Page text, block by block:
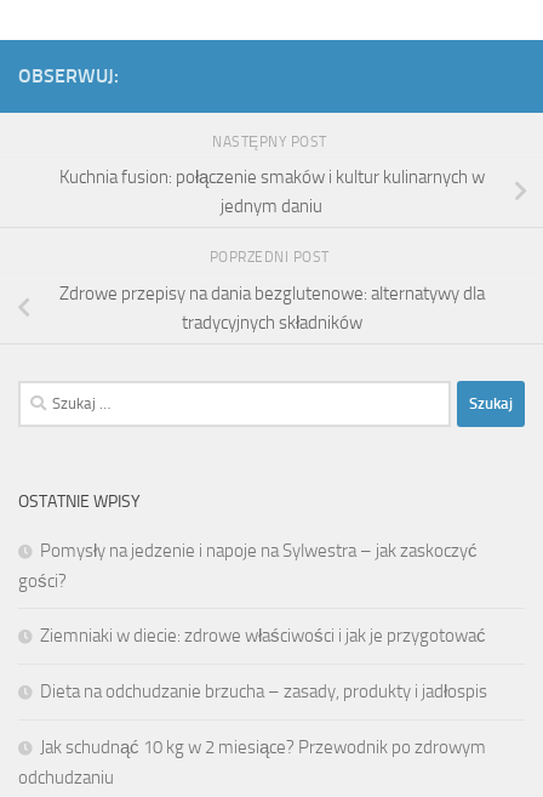
OBSERWUJ:
NASTĘPNY POST
Kuchnia fusion: połączenie smaków i kultur kulinarnych w
jednym daniu
POPRZEDNI POST
Zdrowe przepisy na dania bezglutenowe: alternatywy dla
tradycyjnych składników
Szukaj:
OSTATNIE WPISY
Pomysły na jedzenie i napoje na Sylwestra – jak zaskoczyć
gości?
Ziemniaki w diecie: zdrowe właściwości i jak je przygotować
Dieta na odchudzanie brzucha – zasady, produkty i jadłospis
Jak schudnąć 10 kg w 2 miesiące? Przewodnik po zdrowym
odchudzaniu